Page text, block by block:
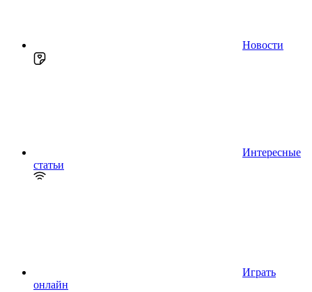
Новости
Интересные
статьи
Играть
онлайн